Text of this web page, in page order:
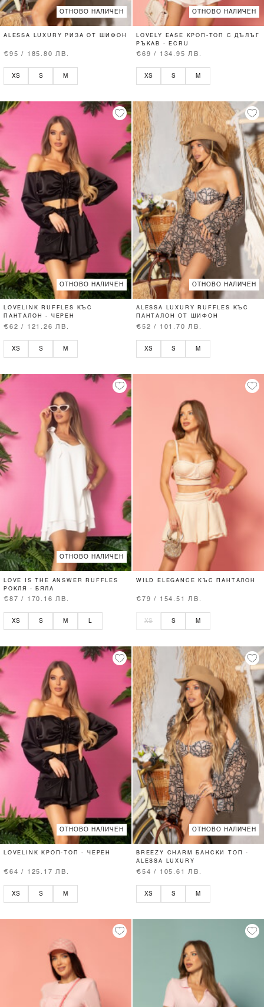
ОТНОВО НАЛИЧЕН
ALESSA LUXURY РИЗА ОТ ШИФОН
€95 / 185.80 ЛВ.
XS S M
ОТНОВО НАЛИЧЕН
LOVELY EASE КРОП-ТОП С ДЪЛЪГ
РЪКАВ - ECRU
€69 / 134.95 ЛВ.
XS S M
ОТНОВО НАЛИЧЕН
LOVELINK RUFFLES КЪС
ПАНТАЛОН - ЧЕРЕН
€62 / 121.26 ЛВ.
XS S M
ОТНОВО НАЛИЧЕН
ALESSA LUXURY RUFFLES КЪС
ПАНТАЛОН ОТ ШИФОН
€52 / 101.70 ЛВ.
XS S M
ОТНОВО НАЛИЧЕН
LOVE IS THE ANSWER RUFFLES
РОКЛЯ - БЯЛА
€87 / 170.16 ЛВ.
XS S M L
WILD ELEGANCE КЪС ПАНТАЛОН
€79 / 154.51 ЛВ.
XS S M
ОТНОВО НАЛИЧЕН
LOVELINK КРОП-ТОП - ЧЕРЕН
€64 / 125.17 ЛВ.
XS S M
ОТНОВО НАЛИЧЕН
BREEZY CHARM БАНСКИ ТОП -
ALESSA LUXURY
€54 / 105.61 ЛВ.
XS S M